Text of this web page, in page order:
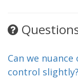
Can we
control slightly?